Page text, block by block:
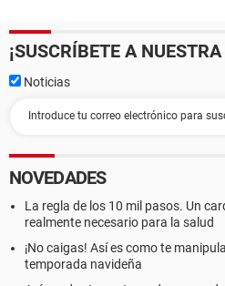
¡SUSCRÍBETE A
Noticias
NOVEDADES
La regla de los 10 mil pasos. Un
realmente necesario para la salud
¡No caigas! Así es como te
temporada navideña